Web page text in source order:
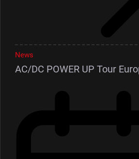
News
AC/DC POWER UP Tour